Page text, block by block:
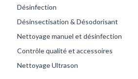
Désinfection
Désinsectisation & Désodorisant
Nettoyage manuel et désinfection
Contrôle qualité et accessoires
Nettoyage Ultrason